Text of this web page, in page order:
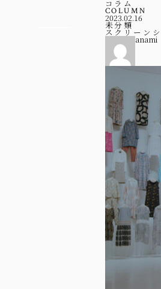
コラム
COLUMN
2023.02.16
未分類
スクリーン
anami